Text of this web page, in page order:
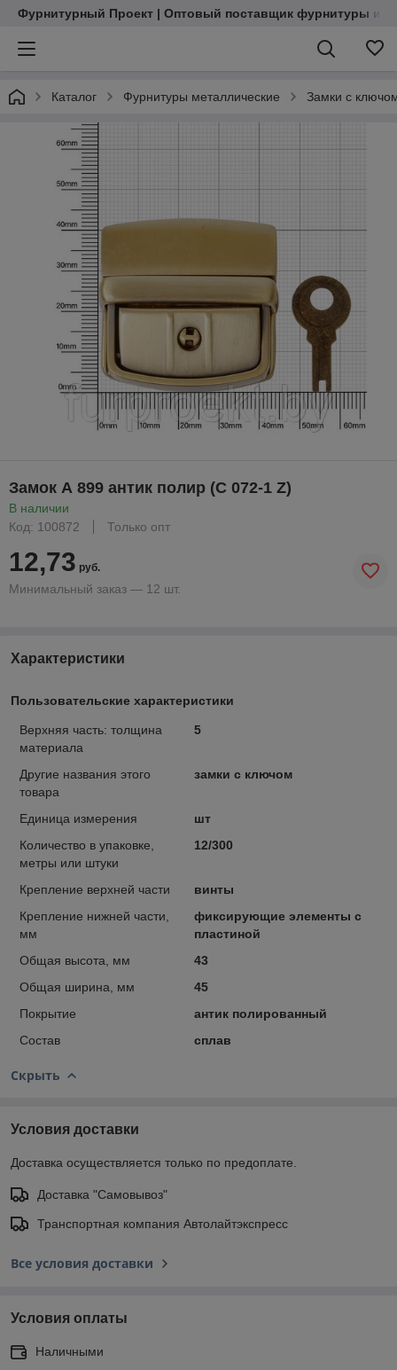
Фурнитурный Проект | Оптовый поставщик фурнитуры и
Каталог Фурнитуры металлические Замки с
Замок А 899 антик полир (С 072-1 Z)
В наличии
Код: 100872
Только опт
12,73 руб.
Минимальный заказ — 12 шт.
Характеристики
Пользовательские характеристики
Верхняя часть: толщина
материала
5
Другие названия этого
товара
замки с ключом
Единица измерения
шт
Количество в упаковке,
метры или штуки
12/300
Крепление верхней части
винты
Крепление нижней части,
мм
фиксирующие элементы с
пластиной
Общая высота, мм
43
Общая ширина, мм
45
Покрытие
антик полированный
Состав
сплав
Скрыть
Условия доставки
Доставка осуществляется только по предоплате.
Доставка "Самовывоз"
Транспортная компания Автолайтэкспресс
Все условия доставки
Условия оплаты
Наличными